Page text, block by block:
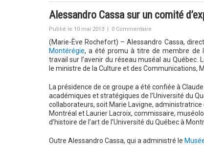
Alessandro Cassa sur un comité
Publié le 10 mai 2013 | 0 Commentaire
(Marie-Ève Rochefort) – Alessandro Cassa,
Montérégie, a été promu à titre de membre de
travail sur l’avenir du réseau muséal au Québec.
le ministre de la Culture et des Communications,
La présidence de ce groupe a été confiée à
académiques et stratégiques de l’Université du
collaborateurs, soit Marie Lavigne,
Montréal et Laurier Lacroix, commissaire,
d’histoire de l’art de l’Université du Québec à
Outre Alessandro Cassa, qui a administré le